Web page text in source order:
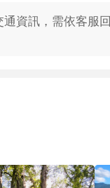
Ｓ～
，MaKus（馬庫斯）
腳建立部落，後世子孫
命名為 Smangus「司
通資訊，需依客服